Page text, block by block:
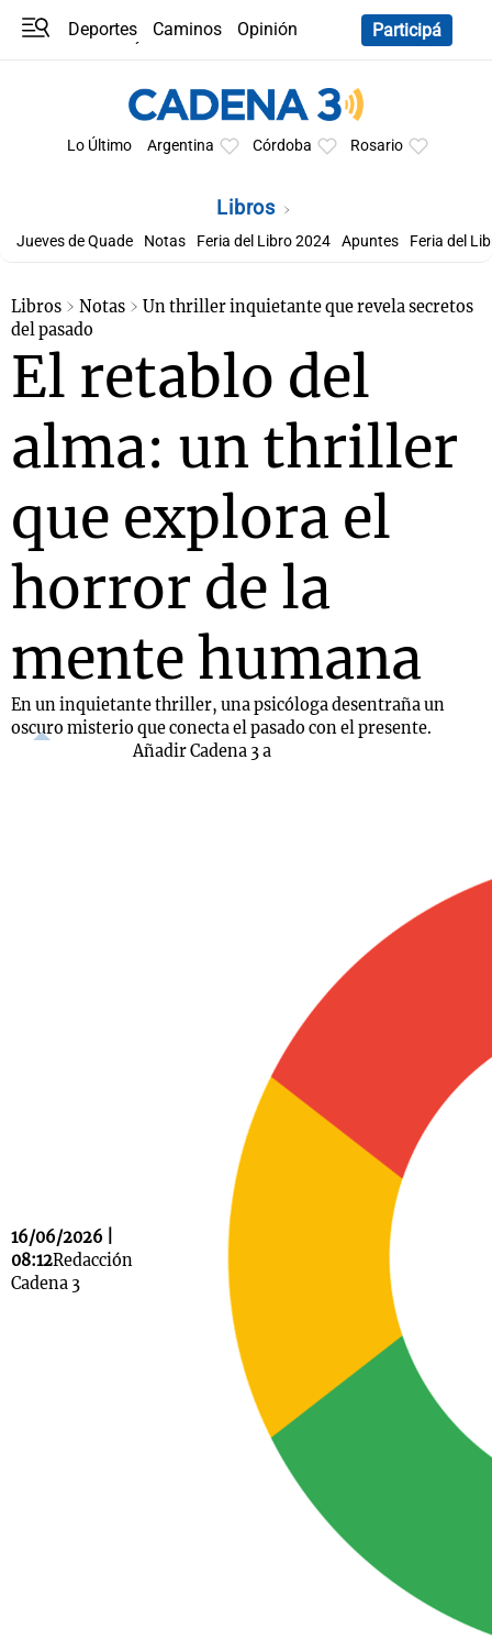
Deportes Caminos
Opinión
Participá
Lo Último Argentina Córdoba Rosario
Libros
Jueves de Quade Notas Feria del Libro 2024 Apuntes Feria del
Libros Notas
Un thriller inquietante que revela secretos
del pasado
El retablo del
alma: un thriller
que explora el
horror de la
mente humana
En un inquietante thriller, una psicóloga desentraña un
oscuro misterio que conecta el pasado con el presente.
16/06/2026 |
08:12Redacción
Cadena 3
Añadir Cadena 3 a
La Sole en
Cadena 3